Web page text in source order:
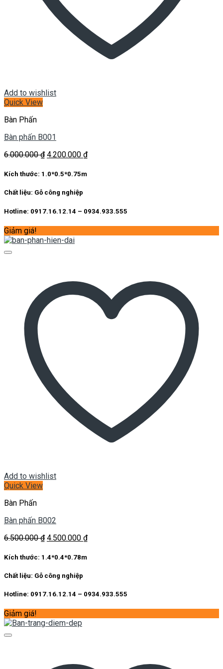
Add to wishlist
Quick View
Bàn Phấn
Bàn phấn B001
6.000.000₫ Giá
là:
4.200.000 ₫Giá
Kích thước: 1.0*0.5*0.75m
Chất liệu: Gỗ công nghiệp
Hotline: 0917.16.12.14 – 0934.933.555
Giảm giá!
Add to wishlist
Quick View
Bàn Phấn
Bàn phấn B002
6.500.000₫ Giá
là:
4.500.000 ₫Giá
Kích thước: 1.4*0.4*0.78m
Chất liệu: Gỗ công nghiệp
Hotline: 0917.16.12.14 – 0934.933.555
Giảm giá!